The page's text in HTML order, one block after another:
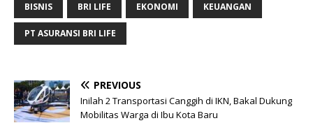
BISNIS BRI LIFE EKONOMI KEUANGAN
PT ASURANSI BRI LIFE
PREVIOUS
Inilah 2 Transportasi Canggih di IKN, Bakal Dukung
Mobilitas Warga di Ibu Kota Baru